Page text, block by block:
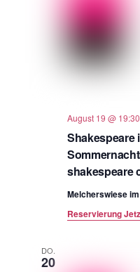
Shakespeare
shakespeare
August 19 @ 19:30
Melcherswiese
Reservierung
DO.
20